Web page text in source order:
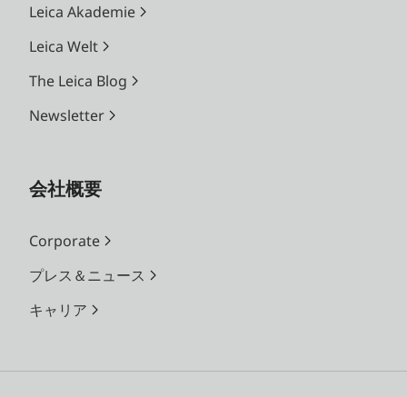
Leica Akademie
Leica Welt
The Leica Blog
Newsletter
会社概要
Corporate
プレス＆ニュース
キャリア